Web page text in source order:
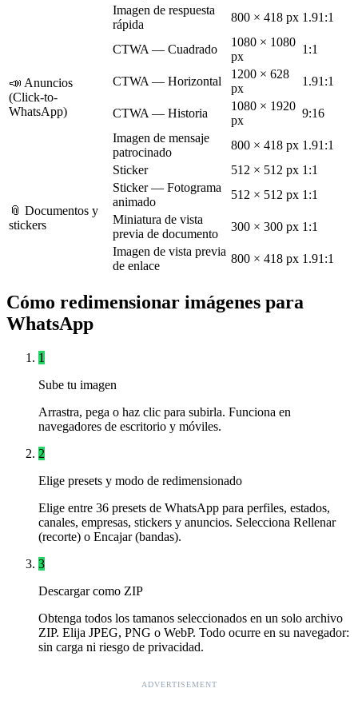
Imagen de respuesta
rápida
800 × 418 px 1.91:1
📣 Anuncios
(Click-to-
WhatsApp)
CTWA — Cuadrado
1080 × 1080
px
1:1
CTWA — Horizontal
1200 × 628
px
1.91:1
CTWA — Historia
1080 × 1920
px
9:16
Imagen de mensaje
patrocinado
800 × 418 px 1.91:1
📎 Documentos y
stickers
Sticker 512 × 512 px 1:1
Sticker — Fotograma
animado
512 × 512 px 1:1
Miniatura de vista
previa de documento
300 × 300 px 1:1
Imagen de vista previa
de enlace
800 × 418 px 1.91:1
Cómo redimensionar imágenes para
WhatsApp
1
Sube tu imagen
Arrastra, pega o haz clic para subirla. Funciona en
navegadores de escritorio y móviles.
2
Elige presets y modo de redimensionado
Elige entre 36 presets de WhatsApp para perfiles, estados,
canales, empresas, stickers y anuncios. Selecciona Rellenar
(recorte) o Encajar (bandas).
3
Descargar como ZIP
Obtenga todos los tamanos seleccionados en un solo archivo
ZIP. Elija JPEG, PNG o WebP. Todo ocurre en su navegador:
sin carga ni riesgo de privacidad.
ADVERTISEMENT